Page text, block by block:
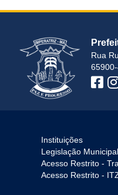
Rua
Instituições
Legislação Municipal
Acesso Restrito -
Acesso Restrito -